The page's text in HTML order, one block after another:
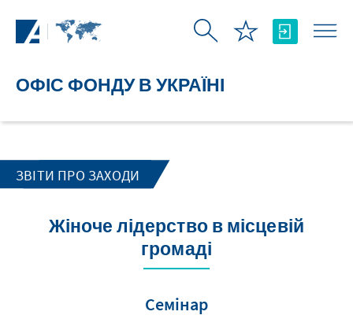
ОФІС ФОНДУ В УКРАЇНІ
ЗВІТИ ПРО ЗАХОДИ
Жіноче лідерство в місцевій
громаді
Семінар